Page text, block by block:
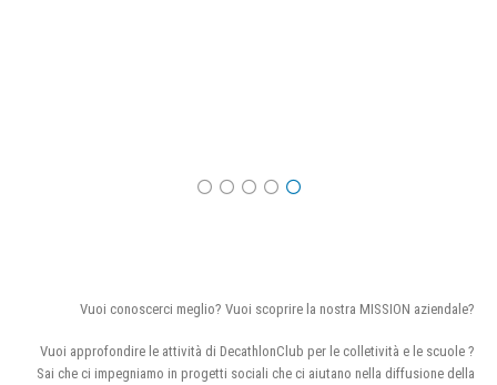
Vuoi conoscerci meglio? Vuoi scoprire la nostra MISSION aziendale?
Vuoi approfondire le attività di DecathlonClub per le colletività e le scuole ?
Sai che ci impegniamo in progetti sociali che ci aiutano nella diffusione della